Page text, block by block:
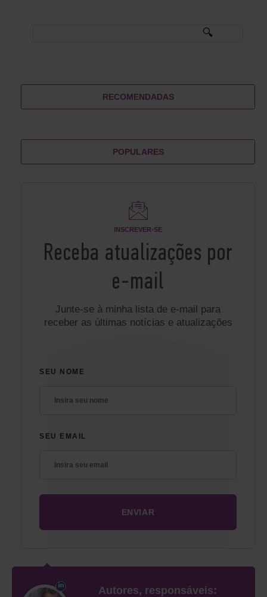
RECOMENDADAS
POPULARES
INSCREVER-SE
Receba atualizações por
e-mail
Junte-se à minha lista de e-mail para
receber as últimas notícias e atualizações
SEU NOME
SEU EMAIL
Autores, responsáveis: